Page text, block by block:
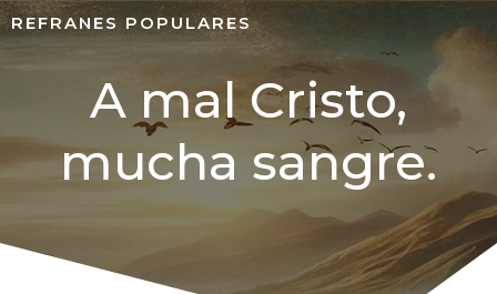
REFRANES POPULARES
A mal Cristo,
mucha sangre.